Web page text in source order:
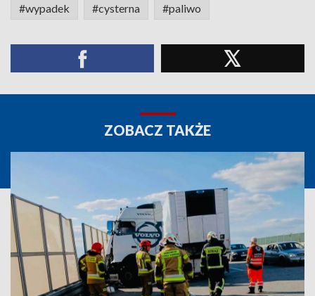
#wypadek #cysterna #paliwo
ZOBACZ TAKŻE